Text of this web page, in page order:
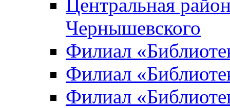
Центральная
Чернышевского
Филиал
Филиал
Филиал